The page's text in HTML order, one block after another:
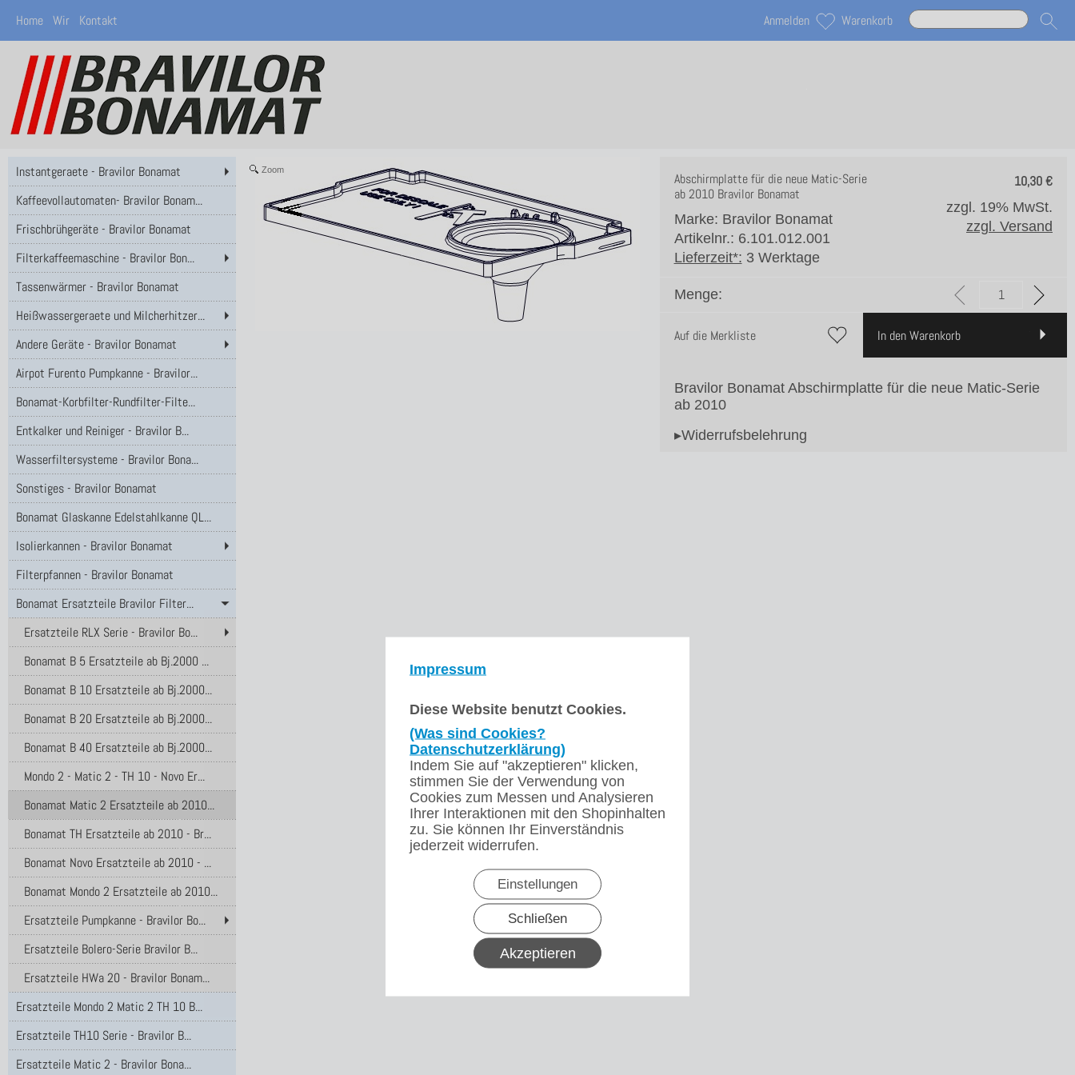
Impressum
Diese Website benutzt Cookies.
(Was sind Cookies?
Datenschutzerklärung)
Indem Sie auf "akzeptieren" klicken,
stimmen Sie der Verwendung von
Cookies zum Messen und Analysieren
Ihrer Interaktionen mit den Shopinhalten
zu. Sie können Ihr Einverständnis
jederzeit widerrufen.
Einstellungen
Schließen
Akzeptieren
Home Wir Kontakt Anmelden Warenkorb
Instantgeraete - Bravilor Bonamat
Kaffeevollautomaten- Bravilor Bonam...
Frischbrühgeräte - Bravilor Bonamat
Filterkaffeemaschine - Bravilor Bon...
Tassenwärmer - Bravilor Bonamat
Heißwassergeraete und Milcherhitzer...
Andere Geräte - Bravilor Bonamat
Airpot Furento Pumpkanne - Bravilor...
Bonamat-Korbfilter-Rundfilter-Filte...
Entkalker und Reiniger - Bravilor B...
Wasserfiltersysteme - Bravilor Bona...
Sonstiges - Bravilor Bonamat
Bonamat Glaskanne Edelstahlkanne QL...
Isolierkannen - Bravilor Bonamat
Filterpfannen - Bravilor Bonamat
Bonamat Ersatzteile Bravilor Filter...
Ersatzteile RLX Serie - Bravilor Bo...
Bonamat B 5 Ersatzteile ab Bj.2000 ...
Bonamat B 10 Ersatzteile ab Bj.2000...
Bonamat B 20 Ersatzteile ab Bj.2000...
Bonamat B 40 Ersatzteile ab Bj.2000...
Mondo 2 - Matic 2 - TH 10 - Novo Er...
Bonamat Matic 2 Ersatzteile ab 2010...
Bonamat TH Ersatzteile ab 2010 - Br...
Bonamat Novo Ersatzteile ab 2010 - ...
Bonamat Mondo 2 Ersatzteile ab 2010...
Ersatzteile Pumpkanne - Bravilor Bo...
Ersatzteile Bolero-Serie Bravilor B...
Ersatzteile HWa 20 - Bravilor Bonam...
Ersatzteile Mondo 2 Matic 2 TH 10 B...
Ersatzteile TH10 Serie - Bravilor B...
Ersatzteile Matic 2 - Bravilor Bona...
Zoom
10,30€
Abschirmplatte für die neue Matic-Serie
ab 2010 Bravilor Bonamat
Marke: Bravilor Bonamat
Artikelnr.: 6.101.012.001
Lieferzeit*: 3 Werktage
zzgl. 19% MwSt.
zzgl. Versand
Menge:
Auf die Merkliste In den Warenkorb
Bravilor Bonamat Abschirmplatte für die neue Matic-Serie
ab 2010
▸Widerrufsbelehrung